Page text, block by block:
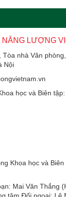
LƯỢNG
nhà Văn
Nội
học và Biên tập:
Khoa học và
Mai Văn Thắng